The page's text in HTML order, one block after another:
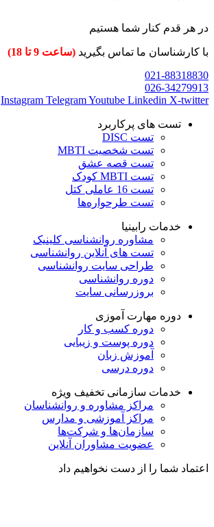
در هر قدم کنار شما هستیم
با کارشناسان ما تماس بگیرید (ساعت 9 تا 18)
021-88318830
026-34279913
Instagram TelegramYoutube Linkedin X-twitter
تست های پرکاربرد
تست DISC
تست شخصیت MBTI
تست قصه عشق
تست MBTI کودک
تست 16 عاملی کتل
تست طرحواره‌ها
خدمات رابینیا
مشاوره روانشناسی کلینیک
تست های آنلاین روانشناسی
طراحی سایت روانشناسی
دوره روانشناسی
بروزرسانی سایت
دوره مهارت آموزی
دوره کسب و کار
دوره پوست و زیبایی
آموزش زبان
دوره درسی
خدمات سازمانی تخفیف ویژه
مراکز مشاوره و روانشناسان
مراکز آموزشی و مدارس
سازمان‌ها و شرکت‌ها
عضویت مشاوران آنلاین
اعتماد شما را از دست نخواهیم داد